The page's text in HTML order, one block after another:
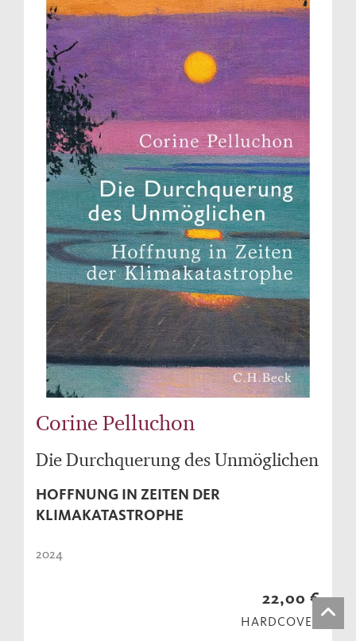
Corine Pelluchon
Die Durchquerung des Unmöglichen
HOFFNUNG IN ZEITEN DER
KLIMAKATASTROPHE
2024
22,00 €
HARDCOVER